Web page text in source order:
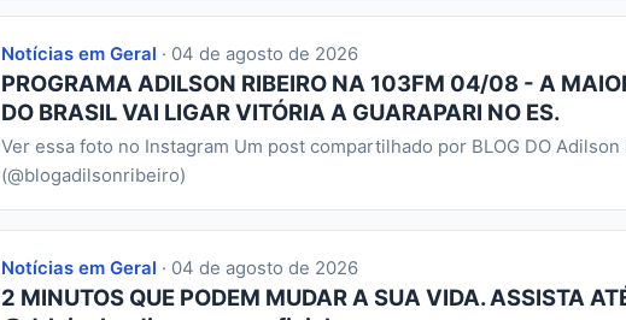
Notícias em Geral · 04 de agosto de 2026
PROGRAMA ADILSON RIBEIRO NA 103FM 04/08 - A
DO BRASIL VAI LIGAR VITÓRIA A GUARAPARI NO ES.
Ver essa foto no Instagram Um post compartilhado por BLOG DO Adilson
(@blogadilsonribeiro)
Notícias em Geral · 04 de agosto de 2026
2 MINUTOS QUE PODEM MUDAR A SUA VIDA. ASSISTA